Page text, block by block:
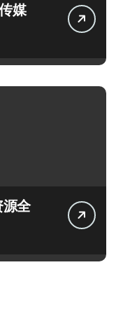
媒
全